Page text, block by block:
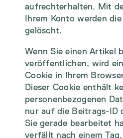
aufrechterhalten. Mit
Ihrem Konto werden
gelöscht.
Wenn Sie einen Artikel
veröffentlichen, wird
Cookie in Ihrem
Dieser Cookie enthält
personenbezogenen
nur auf die Beitrags-ID
Sie gerade bearbeitet
verfällt nach einem Tag.